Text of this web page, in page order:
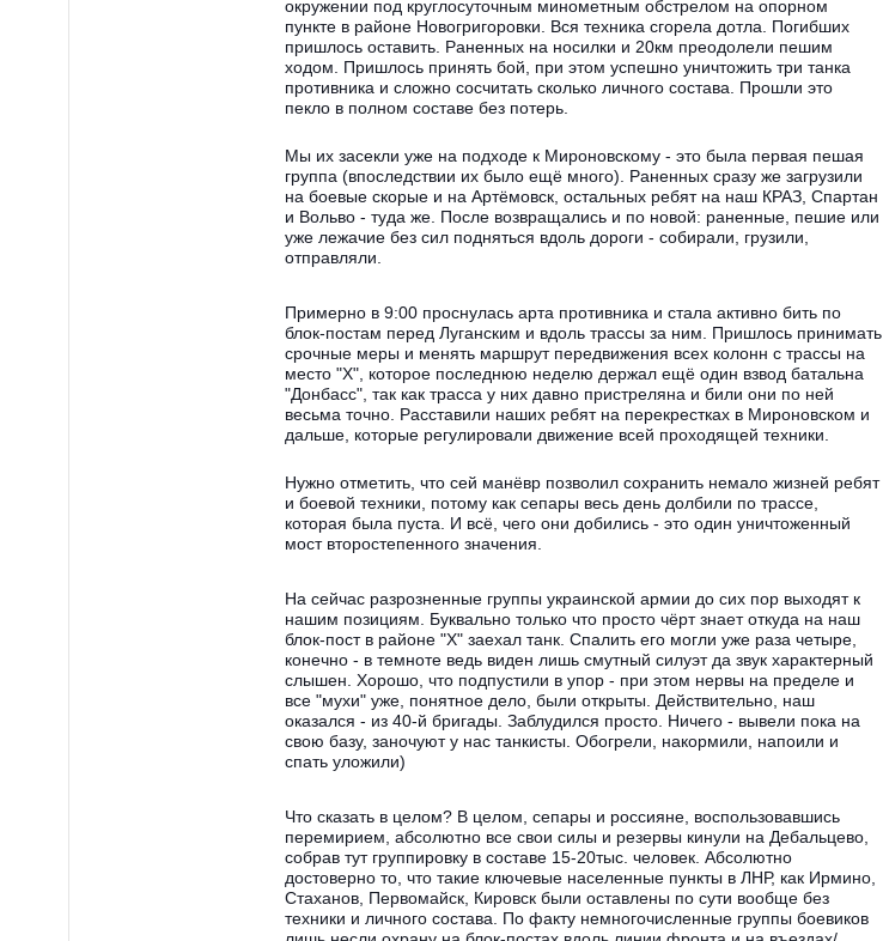
окружении под круглосуточным минометным обстрелом на опорном
пункте в районе Новогригоровки. Вся техника сгорела дотла. Погибших
пришлось оставить. Раненных на носилки и 20км преодолели пешим
ходом. Пришлось принять бой, при этом успешно уничтожить три танка
противника и сложно сосчитать сколько личного состава. Прошли это
пекло в полном составе без потерь.
Мы их засекли уже на подходе к Мироновскому - это была первая пешая
группа (впоследствии их было ещё много). Раненных сразу же загрузили
на боевые скорые и на Артёмовск, остальных ребят на наш КРАЗ, Спартан
и Вольво - туда же. После возвращались и по новой: раненные, пешие или
уже лежачие без сил подняться вдоль дороги - собирали, грузили,
отправляли.
Примерно в 9:00 проснулась арта противника и стала активно бить по
блок-постам перед Луганским и вдоль трассы за ним. Пришлось принимать
срочные меры и менять маршрут передвижения всех колонн с трассы на
место "Х", которое последнюю неделю держал ещё один взвод батальна
"Донбасс", так как трасса у них давно пристреляна и били они по ней
весьма точно. Расставили наших ребят на перекрестках в Мироновском и
дальше, которые регулировали движение всей проходящей техники.
Нужно отметить, что сей манёвр позволил сохранить немало жизней ребят
и боевой техники, потому как сепары весь день долбили по трассе,
которая была пуста. И всё, чего они добились - это один уничтоженный
мост второстепенного значения.
На сейчас разрозненные группы украинской армии до сих пор выходят к
нашим позициям. Буквально только что просто чёрт знает откуда на наш
блок-пост в районе "Х" заехал танк. Спалить его могли уже раза четыре,
конечно - в темноте ведь виден лишь смутный силуэт да звук характерный
слышен. Хорошо, что подпустили в упор - при этом нервы на пределе и
все "мухи" уже, понятное дело, были открыты. Действительно, наш
оказался - из 40-й бригады. Заблудился просто. Ничего - вывели пока на
свою базу, заночуют у нас танкисты. Обогрели, накормили, напоили и
спать уложили)
Что сказать в целом? В целом, сепары и россияне, воспользовавшись
перемирием, абсолютно все свои силы и резервы кинули на Дебальцево,
собрав тут группировку в составе 15-20тыс. человек. Абсолютно
достоверно то, что такие ключевые населенные пункты в ЛНР, как Ирмино,
Стаханов, Первомайск, Кировск были оставлены по сути вообще без
техники и личного состава. По факту немногочисленные группы боевиков